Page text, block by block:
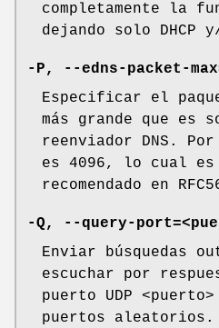
completamente la
dejando solo DHCP
-P, --edns-packet-
Especificar el
más grande que es
reenviador DNS.
es 4096, lo cual es
recomendado en
-Q, --query-
Enviar búsquedas
escuchar por
puerto UDP
puertos aleatorios.